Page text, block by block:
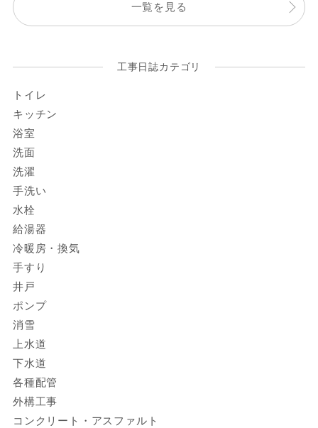
一覧を見る
工事日誌カテゴリ
トイレ
キッチン
浴室
洗面
洗濯
手洗い
水栓
給湯器
冷暖房・換気
手すり
井戸
ポンプ
消雪
上水道
下水道
各種配管
外構工事
コンクリート・アスファルト